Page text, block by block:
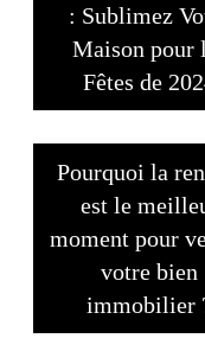
: Sublimez
Maison pour
Fêtes de
Pourquoi la
est le
moment pour
votre bien
immobilier